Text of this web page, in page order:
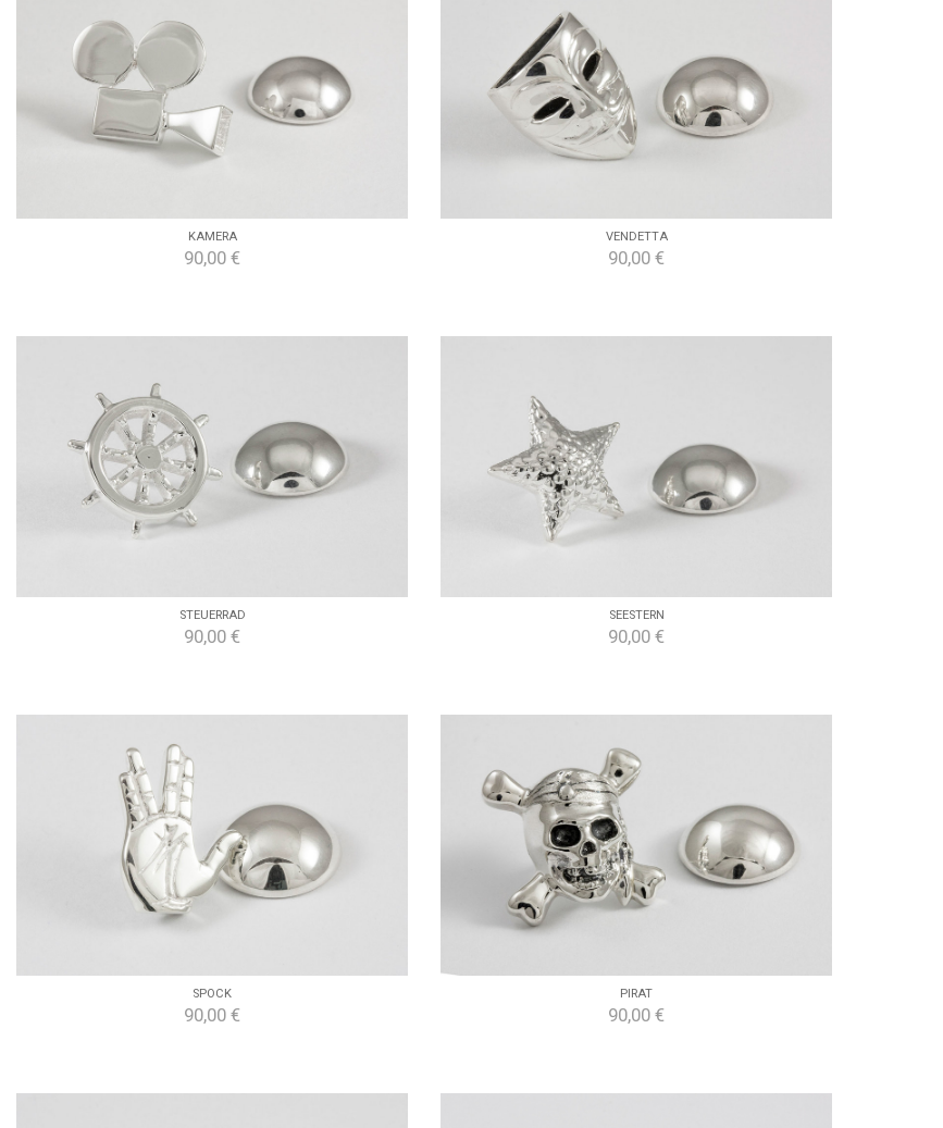
KAMERA
90,00 €
VENDETTA
90,00 €
STEUERRAD
90,00 €
SEESTERN
90,00 €
SPOCK
90,00 €
PIRAT
90,00 €